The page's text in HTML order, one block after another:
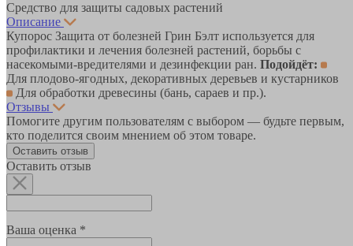
Средство для защиты садовых растений
Описание
Купорос Защита от болезней Грин Бэлт используется для
профилактики и лечения болезней растений, борьбы с
насекомыми-вредителями и дезинфекции ран. Подойдёт:
Для плодово-ягодных, декоративных деревьев и кустарников
Для обработки древесины (бань, сараев и пр.).
Отзывы
Помогите другим пользователям с выбором — будьте первым,
кто поделится своим мнением об этом товаре.
Оставить отзыв
Оставить отзыв
Ваша оценка *